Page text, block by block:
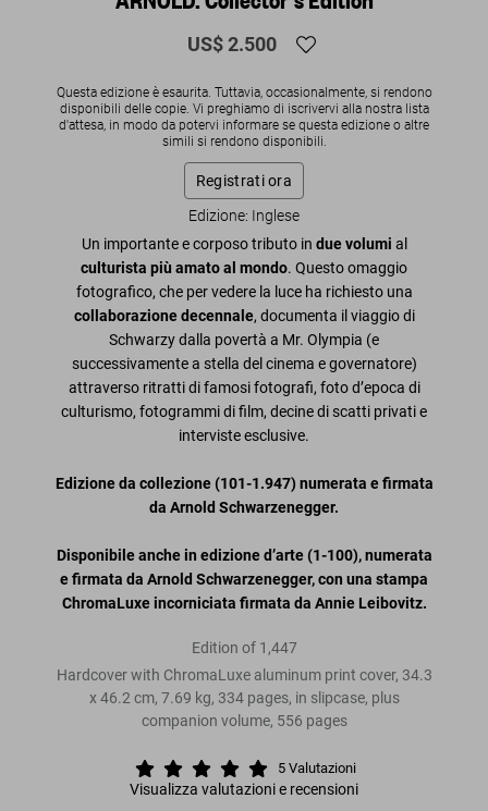
US$ 2.500
Questa edizione è esaurita. Tuttavia, occasionalmente, si rendono
disponibili delle copie. Vi preghiamo di iscrivervi alla nostra lista
d'attesa, in modo da potervi informare se questa edizione o altre
simili si rendono disponibili.
Registrati ora
Edizione: Inglese
Un importante e corposo tributo in due volumi al
culturista più amato al mondo. Questo omaggio
fotografico, che per vedere la luce ha richiesto una
collaborazione decennale, documenta il viaggio di
Schwarzy dalla povertà a Mr. Olympia (e
successivamente a stella del cinema e governatore)
attraverso ritratti di famosi fotografi, foto d’epoca di
culturismo, fotogrammi di film, decine di scatti privati e
interviste esclusive.
Edizione da collezione (101-1.947) numerata e firmata
da Arnold Schwarzenegger.
Disponibile anche in edizione d’arte (1-100), numerata
e firmata da Arnold Schwarzenegger, con una stampa
ChromaLuxe incorniciata firmata da Annie Leibovitz.
Edition of 1,447
Hardcover with ChromaLuxe aluminum print cover, 34.3
x 46.2 cm, 7.69 kg, 334 pages, in slipcase, plus
companion volume, 556 pages
5 Valutazioni
Visualizza valutazioni e recensioni